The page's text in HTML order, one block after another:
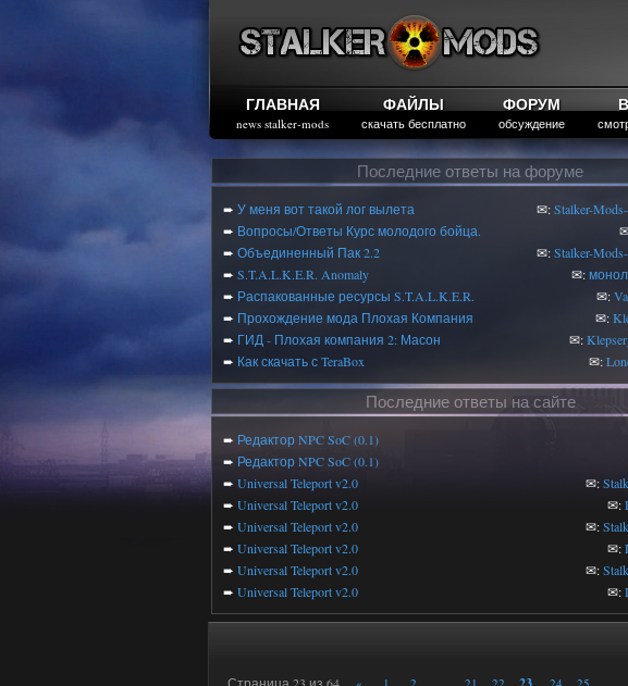
ГЛАВНАЯ
news stalker-mods
ФАЙЛЫ
скачать бесплатно
ФОРУМ
обсуждение
Последние ответы на форуме
➨ У меня вот такой лог вылета ✉:Stalker-
➨ Вопросы/Ответы Курс молодого бойца.
➨ Объединенный Пак 2.2 ✉:Stalker-
➨ S.T.A.L.K.E.R. Anomaly ✉:
➨ Распакованные ресурсы S.T.A.L.K.E.R. ✉:
➨ Прохождение мода Плохая Компания ✉:
➨ ГИД - Плохая компания 2: Масон ✉:
➨ Как скачать с TeraBox ✉:
Последние ответы на сайте
➨ Редактор NPC SoC (0.1)
➨ Редактор NPC SoC (0.1)
➨ Universal Teleport v2.0 ✉:
➨ Universal Teleport v2.0 ✉:
➨ Universal Teleport v2.0 ✉:
➨ Universal Teleport v2.0 ✉:
➨ Universal Teleport v2.0 ✉:
➨ Universal Teleport v2.0 ✉: